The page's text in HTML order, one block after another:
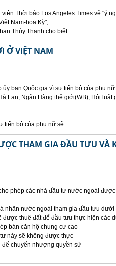
Thời báo Los Angeles Times về "ý
Nam-hoa Kỳ",
Thúy Thanh cho biết:
Ở VIỆT NAM
ban Quốc gia vì sự tiến bộ của phụ
Lan, Ngân Hàng thế giới(WB), Hội luật
tiến bộ của phụ nữ sẽ
THAM GIA ĐẦU TƯU VÀ
phép các nhà đầu tư nước ngoài
nhân nước ngoài tham gia đầu tưu
thuê đất để đầu tưu thực hiện các
bán căn hộ chung cư cao
này sẽ không được thực
chuyển nhượng quyền sử